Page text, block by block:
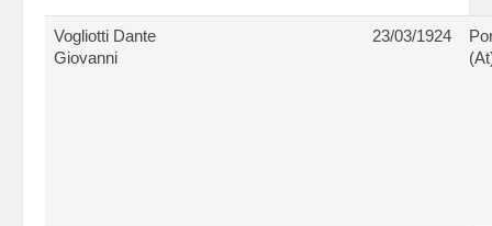
Vogliotti Dante
Giovanni
23/03/1924